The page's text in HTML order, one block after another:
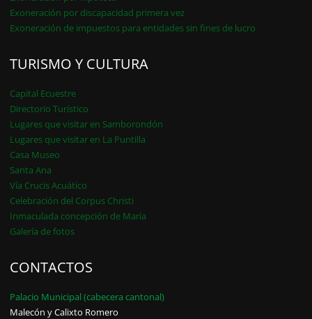
Exoneración por discapacidad primera vez
Exoneración de impuestos para entidades sin fines de lucro
TURISMO Y CULTURA
Capital Ecuestre
Directorio Turístico
Lugares que visitar en Samborondón
Lugares que visitar en La Puntilla
Casa Museo
Santa Ana
Vía Crucis Acuático
Celebración del Corpus Christi
Inmaculada concepción de María
Galería de fotos
CONTACTOS
Palacio Municipal (cabecera cantonal)
Malecón y Calixto Romero